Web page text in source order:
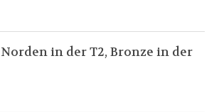
in der T2, Bronze in der